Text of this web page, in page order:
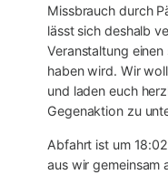
Missbrauch durch
lässt sich deshalb
Veranstaltung
haben wird. Wir
und laden euch
Gegenaktion zu
Abfahrt ist um
aus wir gemeinsam